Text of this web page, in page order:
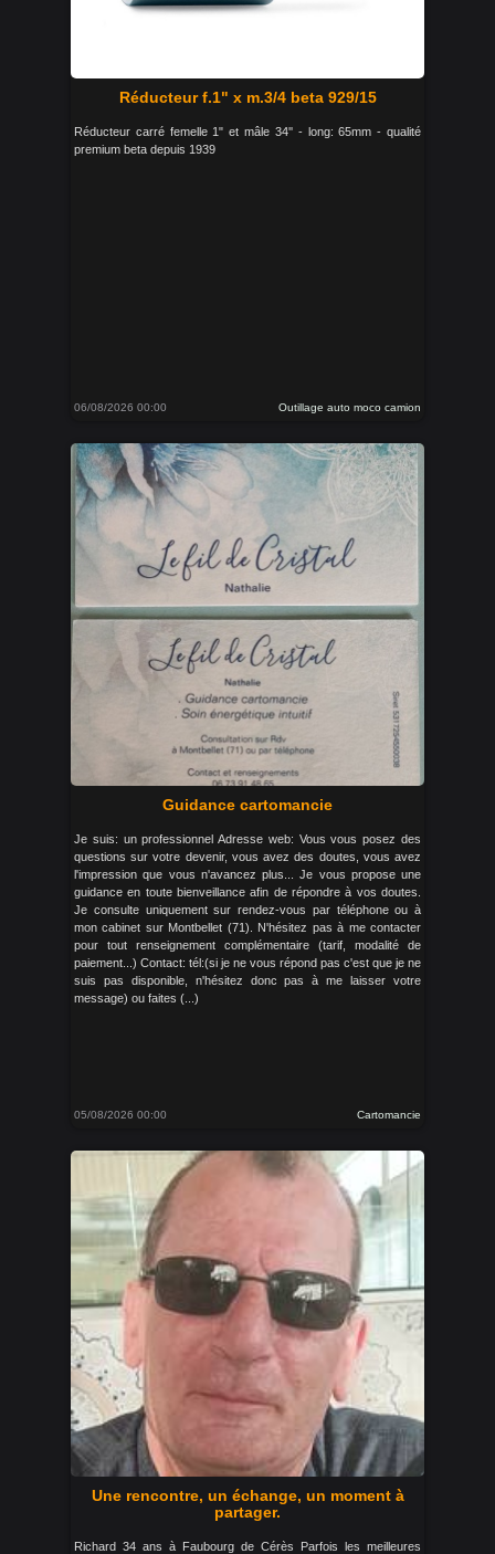
Réducteur f.1" x m.3/4 beta 929/15
Réducteur carré femelle 1" et mâle 34'' - long: 65mm - qualité
premium beta depuis 1939
06/08/2026 00:00 Outillage auto moco camion
Guidance cartomancie
Je suis: un professionnel Adresse web: Vous vous posez des
questions sur votre devenir, vous avez des doutes, vous avez
l'impression que vous n'avancez plus... Je vous propose une
guidance en toute bienveillance afin de répondre à vos doutes.
Je consulte uniquement sur rendez-vous par téléphone ou à
mon cabinet sur Montbellet (71). N'hésitez pas à me contacter
pour tout renseignement complémentaire (tarif, modalité de
paiement...) Contact: tél:(si je ne vous répond pas c'est que je ne
suis pas disponible, n'hésitez donc pas à me laisser votre
message) ou faites (...)
05/08/2026 00:00 Cartomancie
Une rencontre, un échange, un moment à
partager.
Richard 34 ans à Faubourg de Cérès Parfois les meilleures